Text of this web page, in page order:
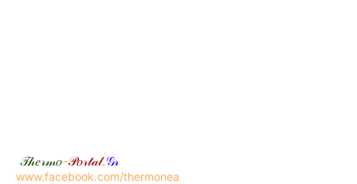
𝒯𝒽𝑒𝓇𝓂𝑜-𝒫𝑜𝓇𝓉𝒶𝓁.𝒢𝓇
www.facebook.com/thermonea